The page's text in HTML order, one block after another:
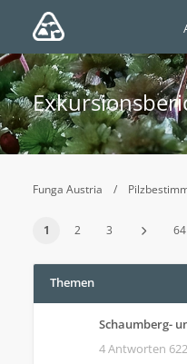
Funga Austria
1 2 3
Themen
Schaumberg-
4 Antworten